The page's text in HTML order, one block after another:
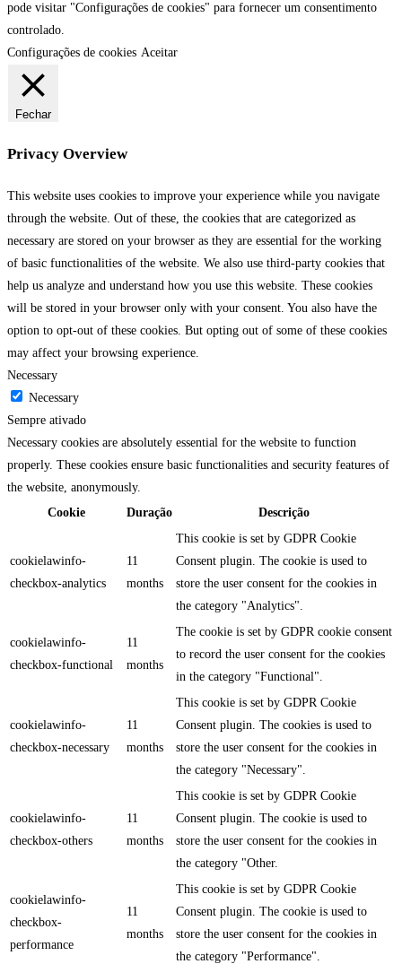
pode visitar "Configurações de cookies" para fornecer um consentimento
controlado.
Configurações de cookies Aceitar
Fechar
Privacy Overview
This website uses cookies to improve your experience while you navigate
through the website. Out of these, the cookies that are categorized as
necessary are stored on your browser as they are essential for the working
of basic functionalities of the website. We also use third-party cookies that
help us analyze and understand how you use this website. These cookies
will be stored in your browser only with your consent. You also have the
option to opt-out of these cookies. But opting out of some of these cookies
may affect your browsing experience.
Necessary
Necessary
Sempre ativado
Necessary cookies are absolutely essential for the website to function
properly. These cookies ensure basic functionalities and security features of
the website, anonymously.
Cookie
Duração Descrição
cookielawinfo-
checkbox-analytics
11
months
This cookie is set by GDPR Cookie
Consent plugin. The cookie is used to
store the user consent for the cookies in
the category "Analytics".
cookielawinfo-
checkbox-functional
11
months
The cookie is set by GDPR cookie consent
to record the user consent for the cookies
in the category "Functional".
cookielawinfo-
checkbox-necessary
11
months
This cookie is set by GDPR Cookie
Consent plugin. The cookies is used to
store the user consent for the cookies in
the category "Necessary".
cookielawinfo-
checkbox-others
11
months
This cookie is set by GDPR Cookie
Consent plugin. The cookie is used to
store the user consent for the cookies in
the category "Other.
cookielawinfo-
checkbox-
performance
11
months
This cookie is set by GDPR Cookie
Consent plugin. The cookie is used to
store the user consent for the cookies in
the category "Performance".